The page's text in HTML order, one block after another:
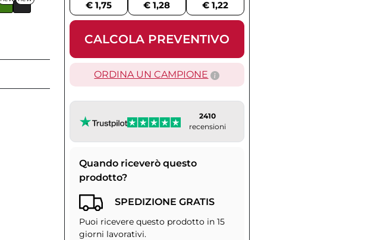
€ 1,75
€ 1,28
€ 1,22
CALCOLA PREVENTIVO
ORDINA UN CAMPIONE
2410
recensioni
Quando riceverò questo
prodotto?
SPEDIZIONE GRATIS
Puoi ricevere questo prodotto in 15
giorni lavorativi.